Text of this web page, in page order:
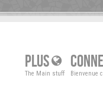
PLUS
The Main stuff Bienvenue